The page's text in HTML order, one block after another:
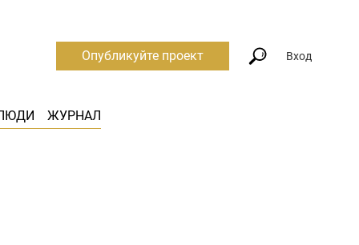
ЖУРНАЛ
Опубликуйте проект Вход